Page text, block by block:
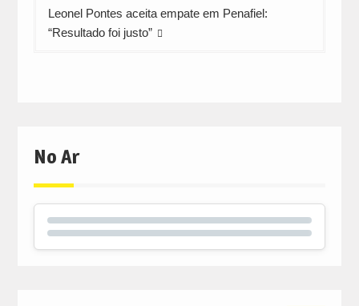
Leonel Pontes aceita empate em Penafiel:
“Resultado foi justo”
No Ar